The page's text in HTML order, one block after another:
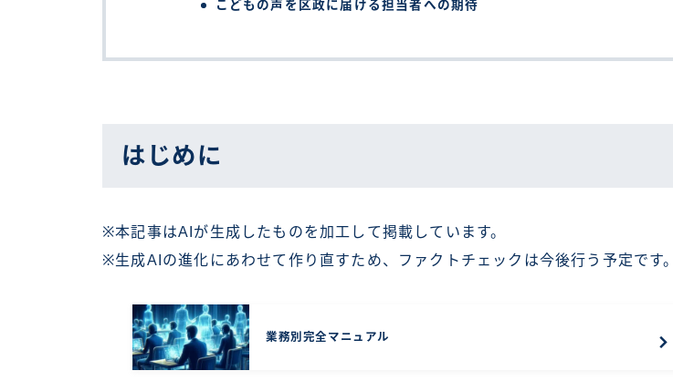
こどもの声を区政に届ける担当者への期待
はじめに
※本記事はAIが生成したものを加工して掲載しています。
※生成AIの進化にあわせて作り直すため、ファクトチェックは今後行う予定です。
業務別完全マニュアル